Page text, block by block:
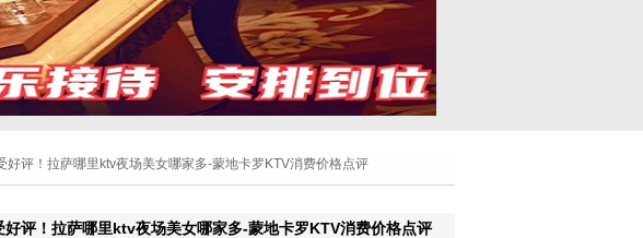
好评！拉萨哪里ktv夜场美女哪家多-蒙地卡罗KTV消费价格点评
好评！拉萨哪里ktv夜场美女哪家多-蒙地卡罗KTV消费价格点评